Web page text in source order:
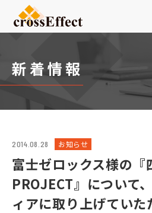
新着情報
2014.08.28 お知らせ
富士ゼロックス様の『
PROJECT』について
ィアに取り上げていた